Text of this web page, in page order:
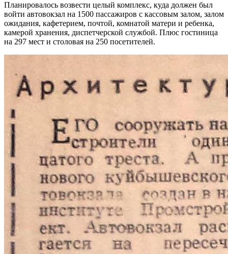
Планировалось возвести целый комплекс, куда должен был
войти автовокзал на 1500 пассажиров с кассовым залом, залом
ожидания, кафетерием, почтой, комнатой матери и ребенка,
камерой хранения, диспетчерской службой. Плюс гостиница
на 297 мест и столовая на 250 посетителей.